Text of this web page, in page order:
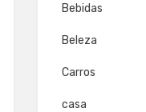
Bebidas
Beleza
Carros
casa